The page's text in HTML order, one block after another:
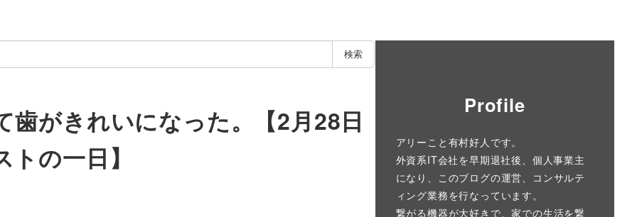
検索
がきれいになった。【2月28日
の一日】
Profile
アリーこと有村好人です。
外資系IT会社を早期退社後、個人事業主
になり、このブログの運営、コンサルテ
ィング業務を行なっています。
繋がる機器が大好きで、家での生活を繋